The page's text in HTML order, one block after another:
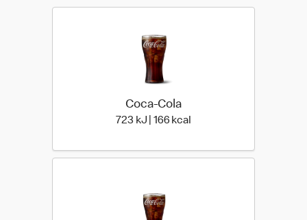
Coca-Cola
723 kJ | 166 kcal